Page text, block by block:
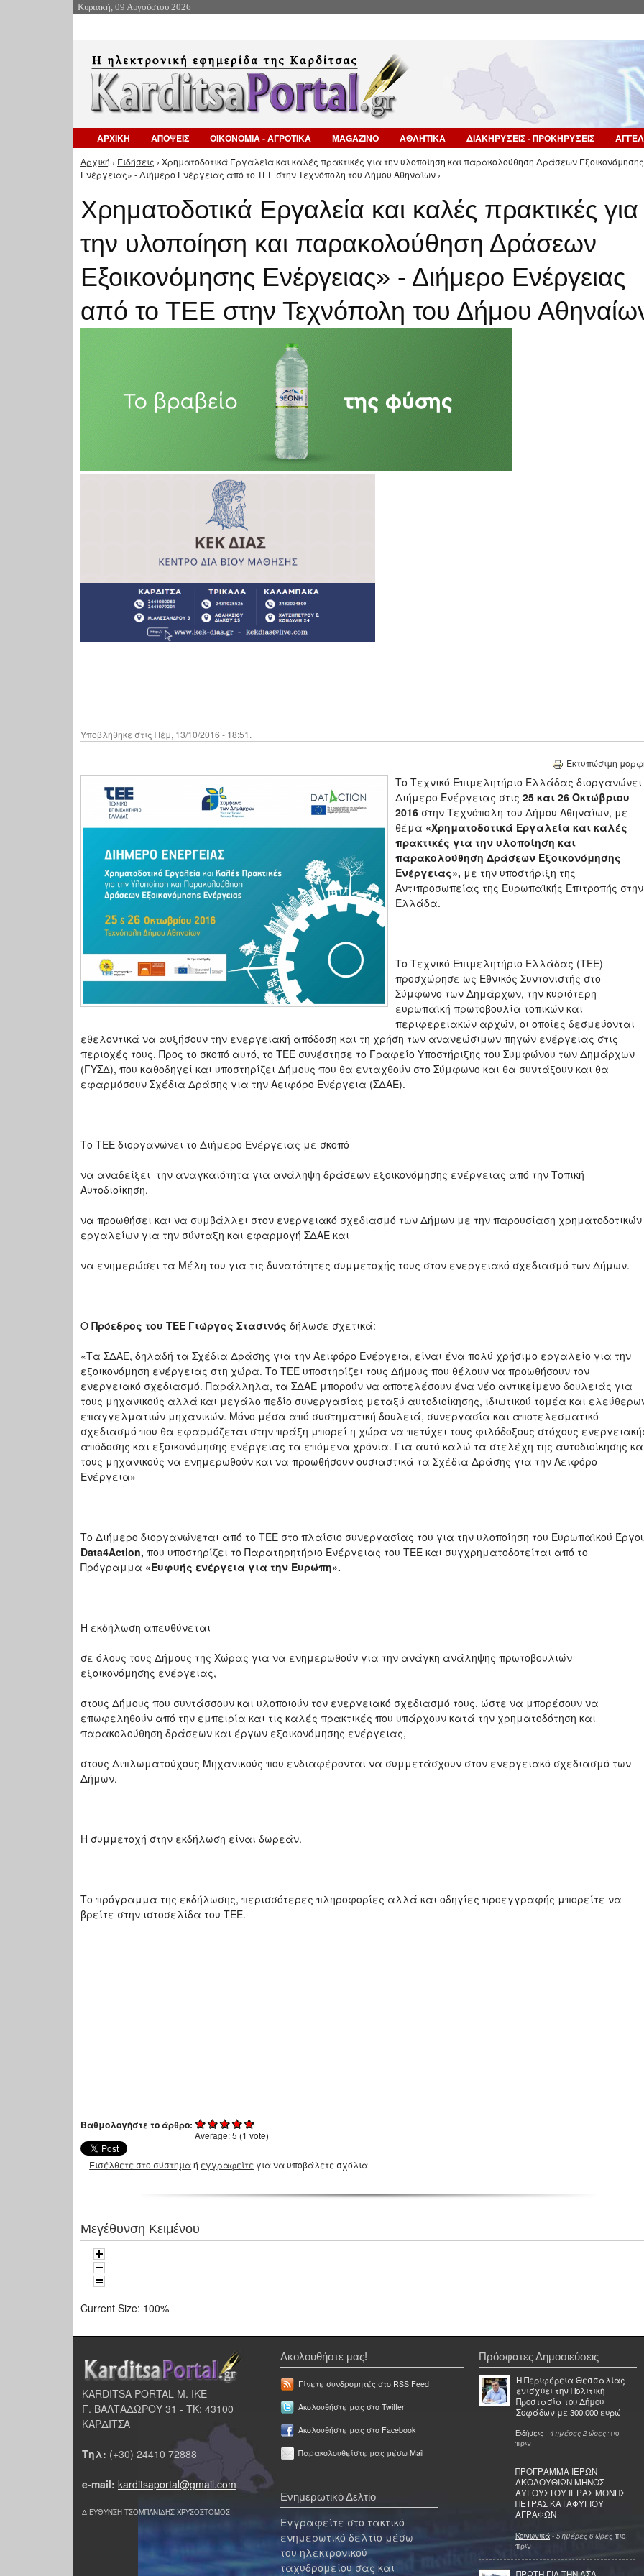
Κυριακή, 09 Αυγούστου 2026
ΑΡΧΙΚΗ ΑΠΟΨΕΙΣ ΟΙΚΟΝΟΜΙΑ - ΑΓΡΟΤΙΚΑ MAGAZINO ΑΘΛΗΤΙΚΑ ΔΙΑΚΗΡΥΞΕΙΣ - ΠΡΟΚΗΡΥΞΕΙΣ
Είστε εδώ
Αρχική › Ειδήσεις › Χρηματοδοτικά Εργαλεία και καλές πρακτικές για την υλοποίηση και παρακολούθηση Δράσεων Εξοικονόμησης
Ενέργειας» - Διήμερο Ενέργειας από το ΤΕΕ στην Τεχνόπολη του Δήμου Αθηναίων ›
Χρηματοδοτικά Εργαλεία και καλές πρακτικές για
την υλοποίηση και παρακολούθηση Δράσεων
Εξοικονόμησης Ενέργειας» - Διήμερο Ενέργειας
από το ΤΕΕ στην Τεχνόπολη του Δήμου
Υποβλήθηκε στις Πέμ, 13/10/2016 - 18:51.
Εκτυπώσιμη
Το Τεχνικό Επιμελητήριο Ελλάδας διοργανώνει
Διήμερο Ενέργειας στις 25 και 26 Οκτώβριου
2016 στην Τεχνόπολη του Δήμου Αθηναίων, με
θέμα «Χρηματοδοτικά Εργαλεία και καλές
πρακτικές για την υλοποίηση και
παρακολούθηση Δράσεων Εξοικονόμησης
Ενέργειας», με την υποστήριξη της
Αντιπροσωπείας της Ευρωπαϊκής Επιτροπής στην
Ελλάδα.
Το Τεχνικό Επιμελητήριο Ελλάδας (ΤΕΕ)
προσχώρησε ως Εθνικός Συντονιστής στο
Σύμφωνο των Δημάρχων, την κυριότερη
ευρωπαϊκή πρωτοβουλία τοπικών και
περιφερειακών αρχών, οι οποίες δεσμεύονται
εθελοντικά να αυξήσουν την ενεργειακή απόδοση και τη χρήση των ανανεώσιμων πηγών ενέργειας στις
περιοχές τους. Προς το σκοπό αυτό, το ΤΕΕ συνέστησε το Γραφείο Υποστήριξης του Συμφώνου των Δημάρχων
(ΓΥΣΔ), που καθοδηγεί και υποστηρίζει Δήμους που θα ενταχθούν στο Σύμφωνο και θα συντάξουν και θα
εφαρμόσουν Σχέδια Δράσης για την Αειφόρο Ενέργεια (ΣΔΑΕ).
Το ΤΕΕ διοργανώνει το Διήμερο Ενέργειας με σκοπό
να αναδείξει την αναγκαιότητα για ανάληψη δράσεων εξοικονόμησης ενέργειας από την Τοπική
Αυτοδιοίκηση,
να προωθήσει και να συμβάλλει στον ενεργειακό σχεδιασμό των Δήμων με την παρουσίαση χρηματοδοτικών
εργαλείων για την σύνταξη και εφαρμογή ΣΔΑΕ και
να ενημερώσει τα Μέλη του για τις δυνατότητες συμμετοχής τους στον ενεργειακό σχεδιασμό των Δήμων.
Ο Πρόεδρος του ΤΕΕ Γιώργος Στασινός δήλωσε σχετικά:
«Τα ΣΔΑΕ, δηλαδή τα Σχέδια Δράσης για την Αειφόρο Ενέργεια, είναι ένα πολύ χρήσιμο εργαλείο για την
εξοικονόμηση ενέργειας στη χώρα. Το ΤΕΕ υποστηρίζει τους Δήμους που θέλουν να προωθήσουν τον
ενεργειακό σχεδιασμό. Παράλληλα, τα ΣΔΑΕ μπορούν να αποτελέσουν ένα νέο αντικείμενο δουλειάς για
τους μηχανικούς αλλά και μεγάλο πεδίο συνεργασίας μεταξύ αυτοδιοίκησης, ιδιωτικού τομέα και
επαγγελματιών μηχανικών. Μόνο μέσα από συστηματική δουλειά, συνεργασία και αποτελεσματικό
σχεδιασμό που θα εφαρμόζεται στην πράξη μπορεί η χώρα να πετύχει τους φιλόδοξους στόχους
απόδοσης και εξοικονόμησης ενέργειας τα επόμενα χρόνια. Για αυτό καλώ τα στελέχη της αυτοδιοίκησης
τους μηχανικούς να ενημερωθούν και να προωθήσουν ουσιαστικά τα Σχέδια Δράσης για την Αειφόρο
Ενέργεια»
Το Διήμερο διοργανώνεται από το ΤΕΕ στο πλαίσιο συνεργασίας του για την υλοποίηση του Ευρωπαϊκού
Data4Action, που υποστηρίζει το Παρατηρητήριο Ενέργειας του ΤΕΕ και συγχρηματοδοτείται από το
Πρόγραμμα «Ευφυής ενέργεια για την Ευρώπη».
Η εκδήλωση απευθύνεται
σε όλους τους Δήμους της Χώρας για να ενημερωθούν για την ανάγκη ανάληψης πρωτοβουλιών
εξοικονόμησης ενέργειας,
στους Δήμους που συντάσσουν και υλοποιούν τον ενεργειακό σχεδιασμό τους, ώστε να μπορέσουν να
επωφεληθούν από την εμπειρία και τις καλές πρακτικές που υπάρχουν κατά την χρηματοδότηση και
παρακολούθηση δράσεων και έργων εξοικονόμησης ενέργειας,
στους Διπλωματούχους Μηχανικούς που ενδιαφέρονται να συμμετάσχουν στον ενεργειακό σχεδιασμό των
Δήμων.
Η συμμετοχή στην εκδήλωση είναι δωρεάν.
Το πρόγραμμα της εκδήλωσης, περισσότερες πληροφορίες αλλά και οδηγίες προεγγραφής μπορείτε να
βρείτε στην ιστοσελίδα του ΤΕΕ.
Βαθμολογήστε το άρθρο:
Average:5 (1 vote)
Εισέλθετε στο σύστημαή εγγραφείτε για να υποβάλετε σχόλια
Μεγέθυνση Κειμένου
Current Size: 100%
KARDITSA PORTAL Μ. ΙΚΕ
Γ. ΒΑΛΤΑΔΩΡΟΥ 31 - ΤΚ: 43100
ΚΑΡΔΙΤΣΑ
Τηλ: (+30) 24410 72888
e-mail: karditsaportal@gmail.com
ΔΙΕΥΘΥΝΣΗ ΤΣΟΜΠΑΝΙΔΗΣ ΧΡΥΣΟΣΤΟΜΟΣ
Ακολουθήστε μας!
Γίνετε συνδρομητές στο RSS Feed
Ακολουθήστε μας στο Twitter
Ακολουθήστε μας στο Facebook
Παρακολουθείστε μας μέσω Mail
Ενημερωτικό Δελτίο
Εγγραφείτε στο τακτικό
ενημερωτικό δελτίο μέσω
του ηλεκτρονικού
ταχυδρομείου σας και
Πρόσφατες Δημοσιεύσεις
Η Περιφέρεια Θεσσαλίας
ενισχύει την Πολιτική
Προστασία του Δήμου
Σοφάδων με 300.000 ευρώ
Ειδήσεις - 4 ημέρες 2 ώρες πιο
πριν
ΠΡΟΓΡΑΜΜΑ ΙΕΡΩΝ
ΑΚΟΛΟΥΘΙΩΝ ΜΗΝΟΣ
ΑΥΓΟΥΣΤΟΥ ΙΕΡΑΣ ΜΟΝΗΣ
ΠΕΤΡΑΣ ΚΑΤΑΦΥΓΙΟΥ
ΑΓΡΑΦΩΝ
Κοινωνικά - 5 ημέρες 6 ώρες πιο
πριν